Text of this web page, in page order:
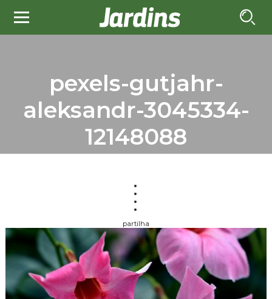
pexels-gutjahr-
aleksandr-3045334-
12148088
partilha